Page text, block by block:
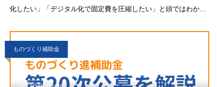
化したい」「デジタル化で固定費を圧縮したい」と頭ではわかっ
ものづくり補助金